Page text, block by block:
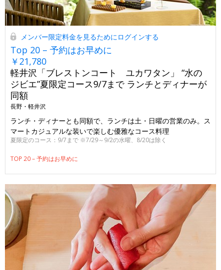
メンバー限定料金を見るためにログインする
Top 20 – 予約はお早めに
￥21,780
軽井沢「ブレストンコート ユカワタン」 “水の
ジビエ”夏限定コース9/7まで ランチとディナーが
同額
長野・軽井沢
ランチ・ディナーとも同額で、ランチは土・日曜の営業のみ。ス
マートカジュアルな装いで楽しむ優雅なコース料理
夏限定のコース：9/7まで ※7/29～9/2の水曜、8/20は除く
TOP 20 – 予約はお早めに